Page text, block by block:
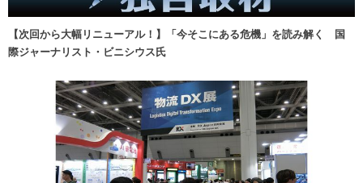
【次回から大幅リニューアル！】「今そこにある危機」を読み解く 国
際ジャーナリスト・ビニシウス氏